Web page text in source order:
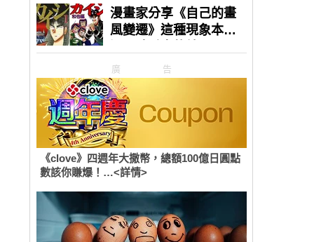
廣告
《clove》四週年大撒幣，總額100億日圓點
數該你賺爆！…<詳情>